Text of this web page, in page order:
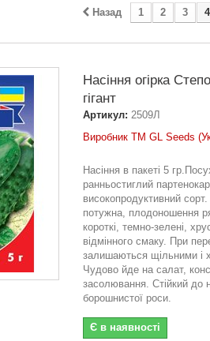
Назад 1 2 3 4
Насіння огірка
гігант
Артикул: 2509Л
Виробник ТМ GL Seeds
Насіння в пакеті 5
ранньостиглий
високопродуктивний
потужна, плодоношення
короткі, темно-зелені,
відмінного смаку. При
залишаються щільними і
Чудово йде на салат,
засолювання. Стійкий до
борошнистої роси.
Є в наявності